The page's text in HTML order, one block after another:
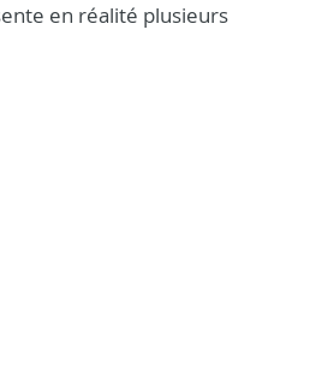
en réalité plusieurs